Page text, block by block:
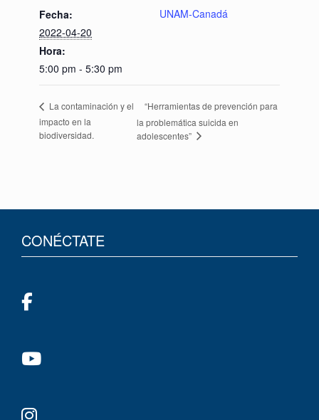
Fecha:
2022-04-20
Hora:
5:00 pm - 5:30 pm
UNAM-Canadá
La contaminación y el
impacto en la
biodiversidad.
“Herramientas de prevención para
la problemática suicida en
adolescentes”
CONÉCTATE